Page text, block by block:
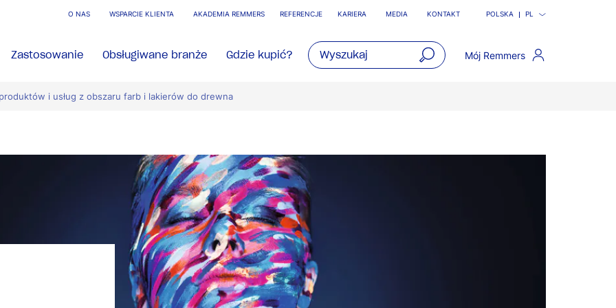
O NAS WSPARCIE KLIENTA AKADEMIA REMMERS REFERENCJE KARIERA MEDIA KONTAKT POLSKA PL
Zastosowanie Obsługiwane branże Gdzie kupić? Mój Remmers
i usług z obszaru farb i lakierów do drewna